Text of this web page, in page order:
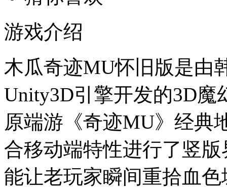
游戏介绍
木瓜奇迹MU怀旧版是由
Unity3D引擎开发的3D魔
原端游《奇迹MU》经典
合移动端特性进行了竖
能让老玩家瞬间重拾血